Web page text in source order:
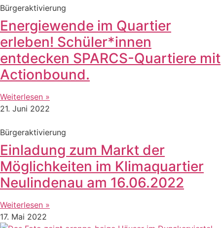
Bürgeraktivierung
Energiewende im Quartier
erleben! Schüler*innen
entdecken SPARCS-Quartiere mit
Actionbound.
Weiterlesen »
21. Juni 2022
Bürgeraktivierung
Einladung zum Markt der
Möglichkeiten im Klimaquartier
Neulindenau am 16.06.2022
Weiterlesen »
17. Mai 2022